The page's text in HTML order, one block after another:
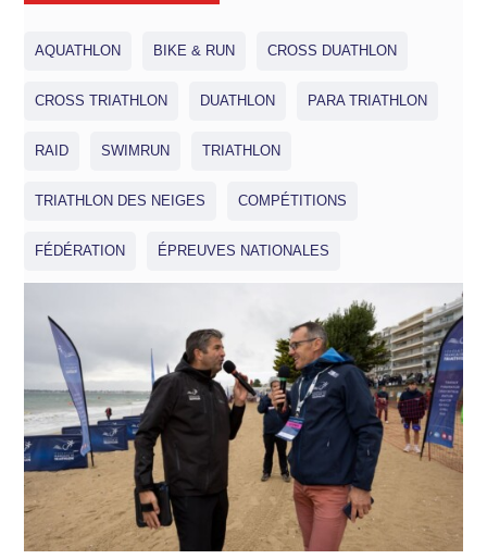
AQUATHLON BIKE & RUN CROSS DUATHLON
CROSS TRIATHLON DUATHLON PARA TRIATHLON
RAID SWIMRUN TRIATHLON
TRIATHLON DES NEIGES COMPÉTITIONS
FÉDÉRATION ÉPREUVES NATIONALES